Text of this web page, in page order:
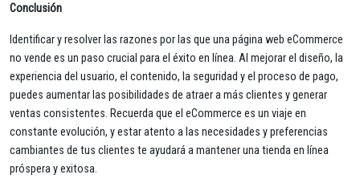
Conclusión
Identificar y resolver las razones por las que una página web eCommerce
no vende es un paso crucial para el éxito en línea. Al mejorar el diseño, la
experiencia del usuario, el contenido, la seguridad y el proceso de pago,
puedes aumentar las posibilidades de atraer a más clientes y generar
ventas consistentes. Recuerda que el eCommerce es un viaje en
constante evolución, y estar atento a las necesidades y preferencias
cambiantes de tus clientes te ayudará a mantener una tienda en línea
próspera y exitosa.